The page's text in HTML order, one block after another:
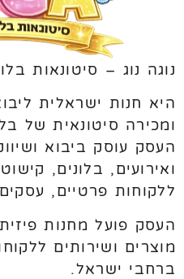
נוגה נוג – סיטונאות
היא חנות ישראלית
ומכירה סיטונאית של
העסק עוסק ביבוא
ואירועים, בלונים,
ללקוחות פרטיים,
העסק פועל מחנות
מוצרים ושירותים
ברחבי ישראל.